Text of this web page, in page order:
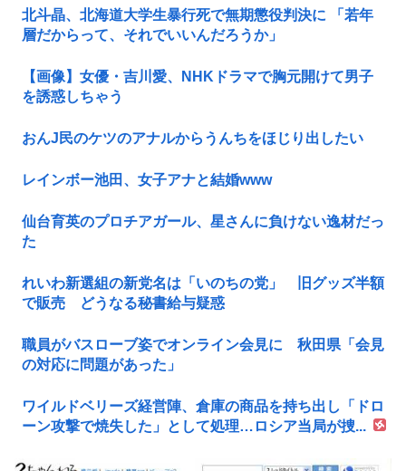
北斗晶、北海道大学生暴行死で無期懲役判決に 「若年
層だからって、それでいいんだろうか」
【画像】女優・吉川愛、NHKドラマで胸元開けて男子
を誘惑しちゃう
おんJ民のケツのアナルからうんちをほじり出したい
レインボー池田、女子アナと結婚www
仙台育英のプロチアガール、星さんに負けない逸材だっ
た
れいわ新選組の新党名は「いのちの党」 旧グッズ半額
で販売 どうなる秘書給与疑惑
職員がバスローブ姿でオンライン会見に 秋田県「会見
の対応に問題があった」
ワイルドベリーズ経営陣、倉庫の商品を持ち出し「ドロ
ーン攻撃で焼失した」として処理…ロシア当局が捜...